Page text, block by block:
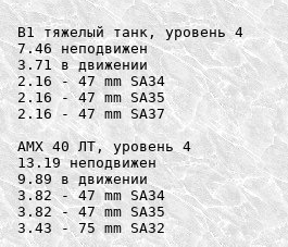
B1 тяжелый танк, уровень 4
7.46 неподвижен
3.71 в движении
2.16 - 47 mm SA34
2.16 - 47 mm SA35
2.16 - 47 mm SA37
AMX 40 ЛТ, уровень 4
13.19 неподвижен
9.89 в движении
3.82 - 47 mm SA34
3.82 - 47 mm SA35
3.43 - 75 mm SA32